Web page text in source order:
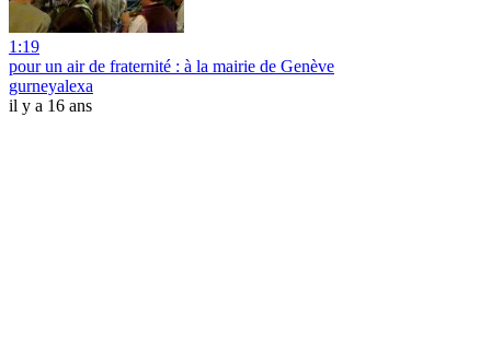
1:19
pour un air de fraternité : à la mairie de Genève
gurneyalexa
il y a 16 ans